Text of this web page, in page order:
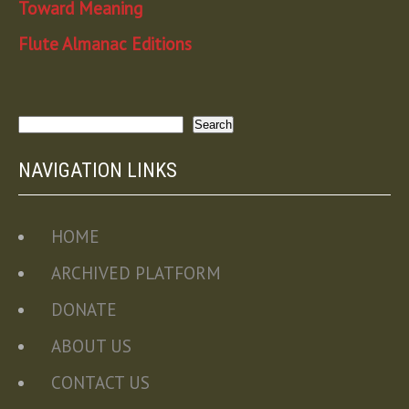
Toward Meaning
Flute Almanac Editions
Search
NAVIGATION LINKS
HOME
ARCHIVED PLATFORM
DONATE
ABOUT US
CONTACT US